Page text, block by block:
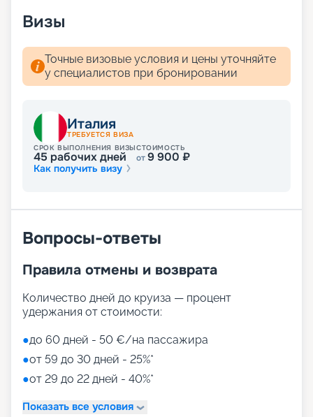
Визы
Точные визовые условия и цены уточняйте
у специалистов при бронировании
Италия
ТРЕБУЕТСЯ ВИЗА
СРОК ВЫПОЛНЕНИЯ ВИЗЫ
45 рабочих дней
СТОИМОСТЬ
от9 900 ₽
Как получить визу
Вопросы-ответы
Правила отмены и возврата
Количество дней до круиза — процент
удержания от стоимости:
●до 60 дней - 50 €/на пассажира
●от 59 до 30 дней - 25%*
●от 29 до 22 дней - 40%*
Показать все условия